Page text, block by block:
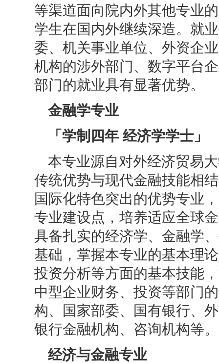
等渠道面向院内外其他专业
学生在国内外继续深造。就
委、机关事业单位、外资企
机构的涉外部门、数字平台
部门的就业具有显著优势。
金融学专业
「学制四年 经济学学士」
本专业源自对外经济贸易
传统优势与现代金融技能相
国际化特色突出的优势专业
专业建设点，培养适应全球
具备扎实的经济学、金融学
基础，掌握本专业的基本理
投资分析等方面的基本技能
中型企业财务、投资等部门
构、国家部委、国有银行、
银行金融机构、咨询机构等。
经济与金融专业